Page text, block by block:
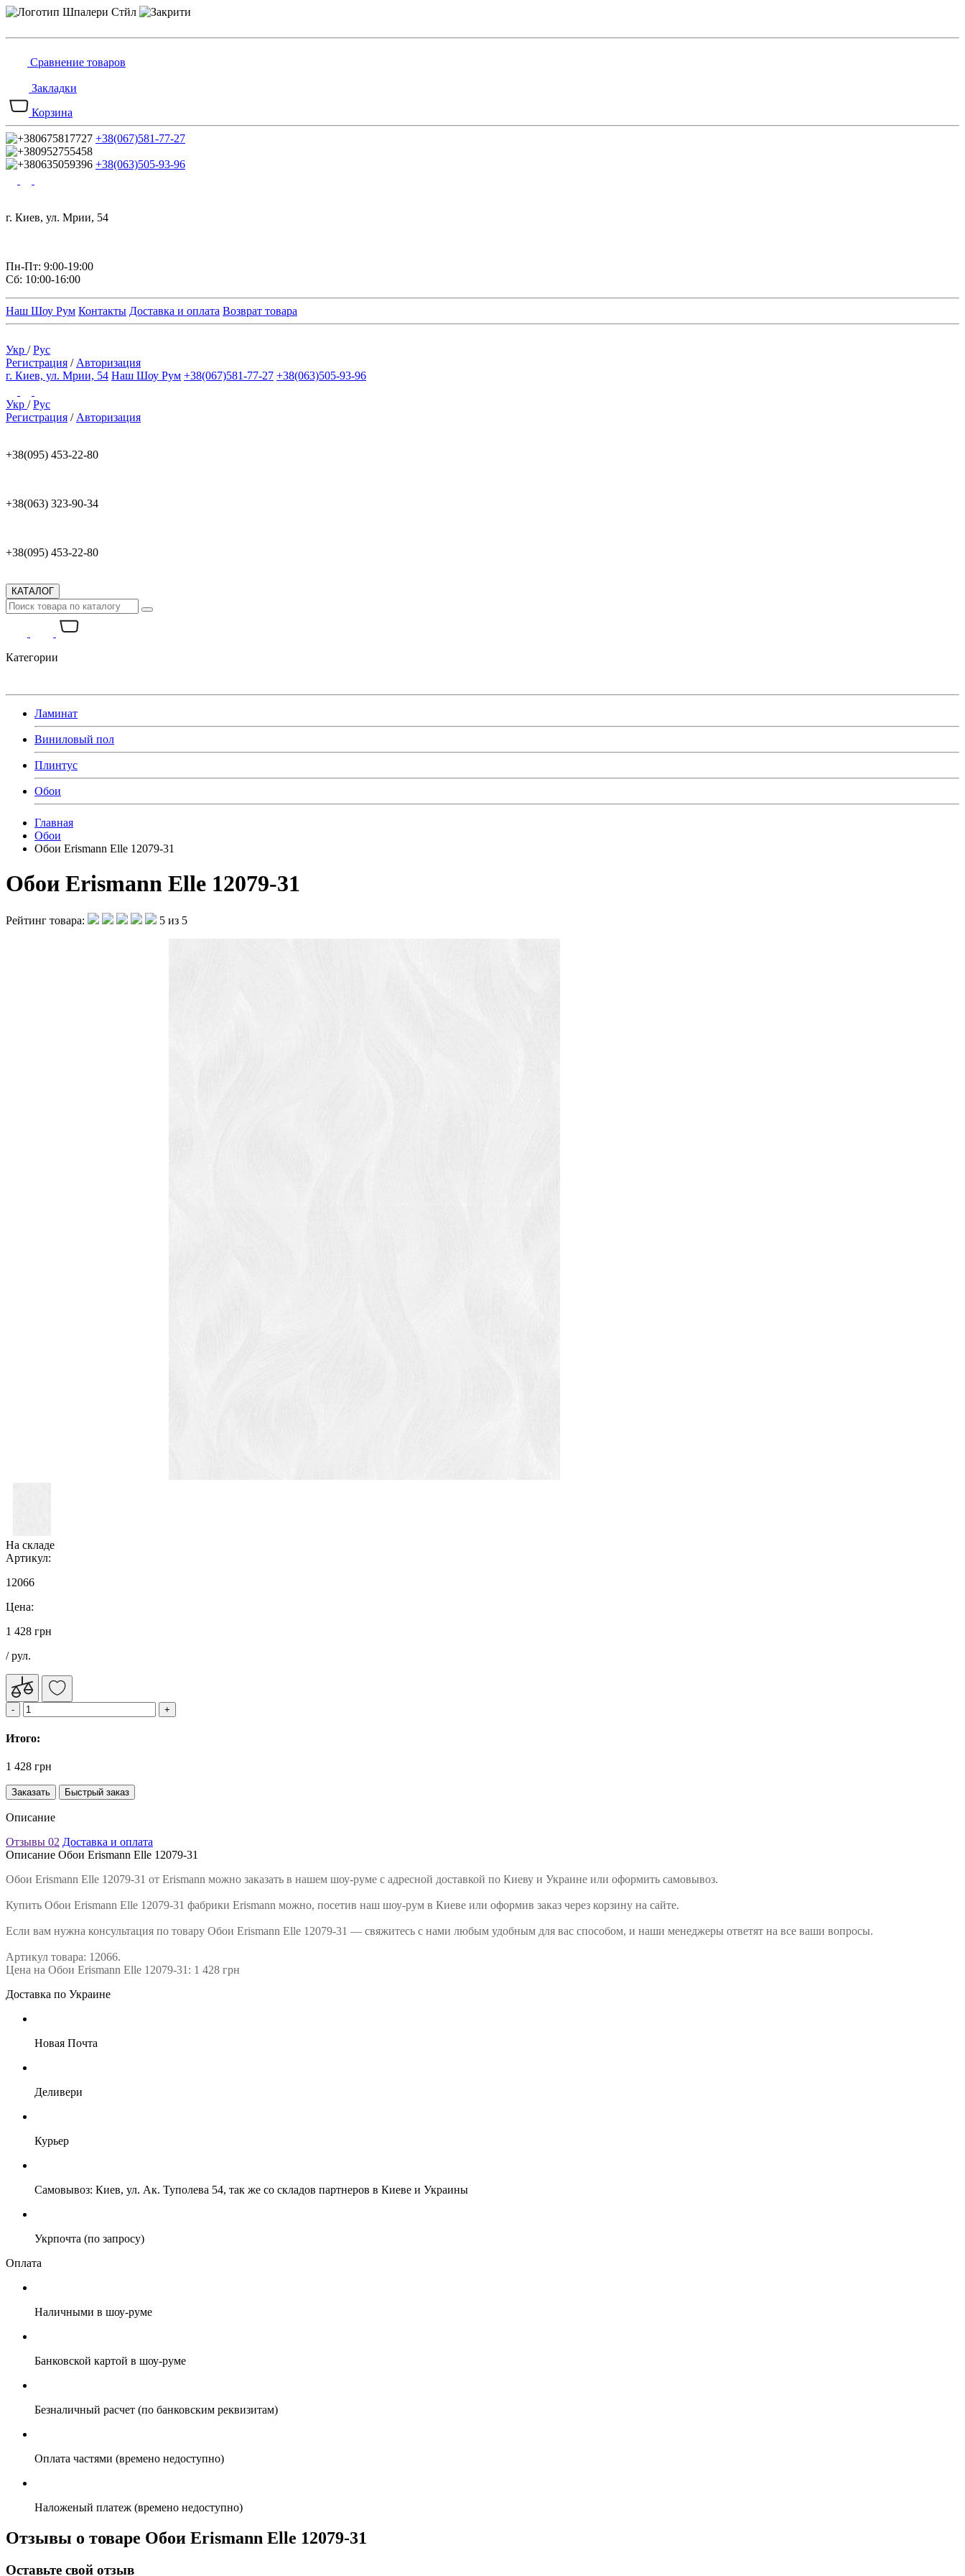
Сравнение товаров
Закладки
Корзина
+38(067)581-77-27
+38(063)505-93-96
г. Киев, ул. Мрии, 54
Пн-Пт: 9:00-19:00
Сб: 10:00-16:00
Наш Шоу Рум Контакты Доставка и оплата Возврат товара
Укр /Рус
Регистрация / Авторизация
г. Киев, ул. Мрии, 54 Наш Шоу Рум +38(067)581-77-27 +38(063)505-93-96
Укр /Рус
Регистрация / Авторизация
+38(095) 453-22-80
+38(063) 323-90-34
+38(095) 453-22-80
КАТАЛОГ
Категории
Ламинат
Виниловый пол
Плинтус
Обои
Главная
Обои
Обои Erismann Elle 12079-31
Обои Erismann Elle 12079-31
Рейтинг товара: 5 из 5
На складе
Артикул:
12066
Цена:
1 428 грн
/ рул.
Итого:
1 428 грн
Заказать Быстрый заказ
Описание
Отзывы 02 Доставка и оплата
Описание Обои Erismann Elle 12079-31
Обои Erismann Elle 12079-31 от Erismann можно заказать в нашем шоу-руме с адресной доставкой по Киеву и Украине или оформить самовывоз.
Купить Обои Erismann Elle 12079-31 фабрики Erismann можно, посетив наш шоу-рум в Киеве или оформив заказ через корзину на сайте.
Если вам нужна консультация по товару Обои Erismann Elle 12079-31 — свяжитесь с нами любым удобным для вас способом, и наши менеджеры ответят на все ваши вопросы.
Артикул товара: 12066.
Цена на Обои Erismann Elle 12079-31: 1 428 грн
Доставка по Украине
Новая Почта
Деливери
Курьер
Самовывоз: Киев, ул. Ак. Туполева 54, так же со складов партнеров в Киеве и Украины
Укрпочта (по запросу)
Оплата
Наличными в шоу-руме
Банковской картой в шоу-руме
Безналичный расчет (по банковским реквизитам)
Оплата частями (времено недоступно)
Наложеный платеж (времено недоступно)
Отзывы о товаре Обои Erismann Elle 12079-31
Оставьте свой отзыв